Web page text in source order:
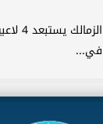
في...